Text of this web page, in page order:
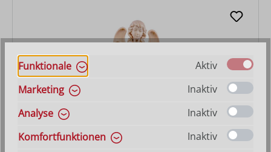
Gloriaengel Artis
Funktionale
Aktiv
Marketing
Inaktiv
Analyse
Inaktiv
Komfortfunktionen
Inaktiv